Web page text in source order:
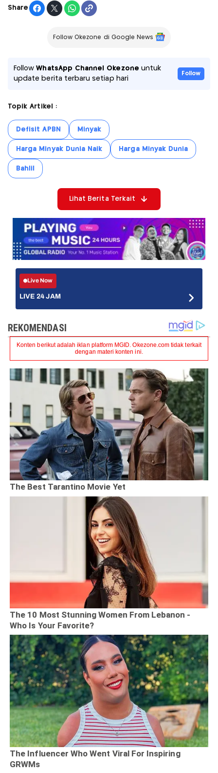
Share
Follow Okezone di Google News
FollowWhatsApp Channel Okezone untuk
update berita terbaru setiap hari
Follow
Topik Artikel :
Defisit APBN Minyak
Harga Minyak Dunia Naik Harga Minyak Dunia
Bahlil
Lihat Berita Terkait
Live Now
LIVE 24 JAM